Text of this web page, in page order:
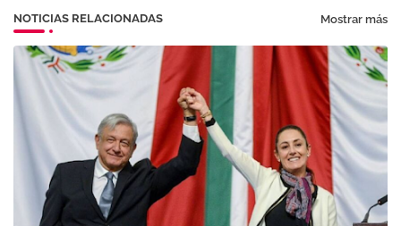
NOTICIAS RELACIONADAS Mostrar más